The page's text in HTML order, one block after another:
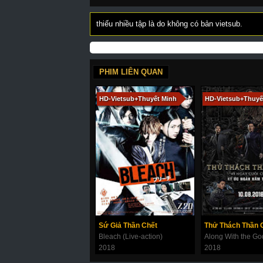
160 161 162 163 164
184 185 186 187 188
196 197
210 211 212 214 215
223 224 225 226 227
272 273 274 275 276
284 285 286 287 288
296 297 298 299 300
308 309 310 311 312
324 325 326 327 328
336 337 339 340
thiếu nhiều tập là do không có bản vietsub.
PHIM LIÊN QUAN
HD-Vietsub+Thuyết Minh
Sứ Giả Thần Chết
Bleach (Live-action)
2018
HD-
2018